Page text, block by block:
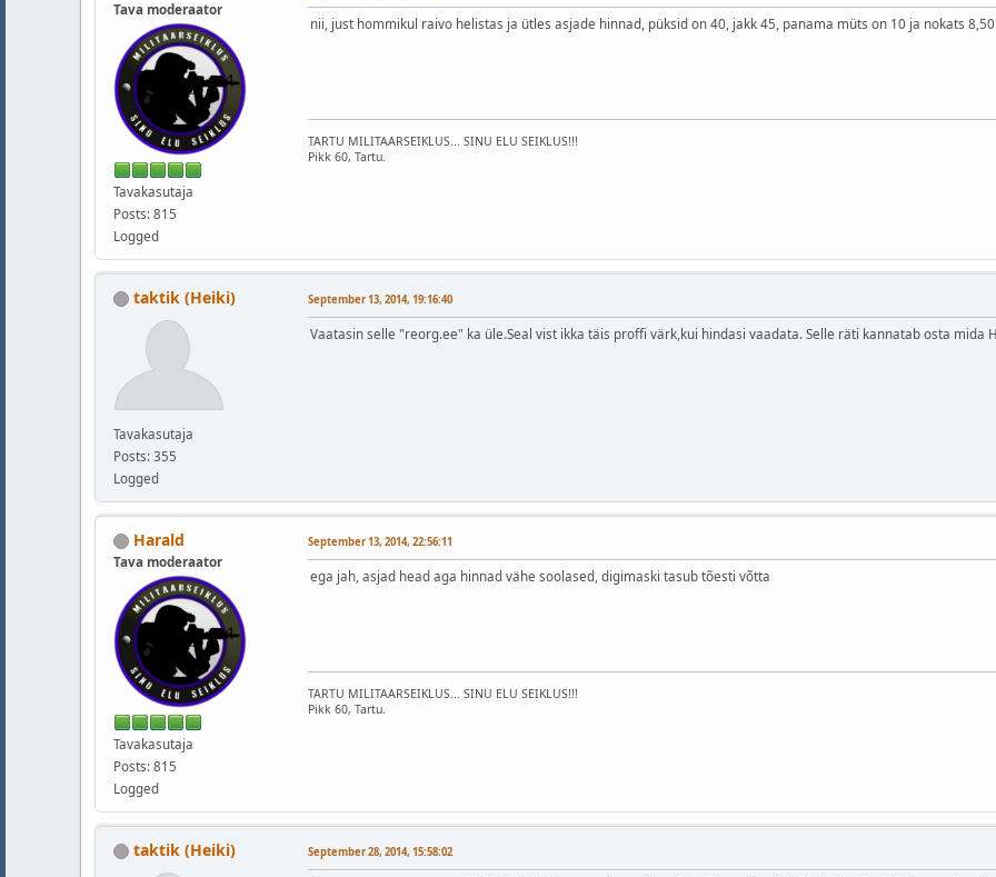
Tava moderaator
Tavakasutaja
Posts: 815
Logged
nii, just hommikul raivo helistas ja ütles asjade hinnad, püksid on 40, jakk 45, panama müts on 10 ja nokats 8,50
TARTU MILITAARSEIKLUS... SINU ELU SEIKLUS!!!
Pikk 60, Tartu.
taktik (Heiki)
Tavakasutaja
Posts: 355
Logged
September 13, 2014, 19:16:40
Vaatasin selle "reorg.ee" ka üle.Seal vist ikka täis proffi värk,kui hindasi vaadata. Selle räti kannatab osta mida
Harald
Tava moderaator
Tavakasutaja
Posts: 815
Logged
September 13, 2014, 22:56:11
ega jah, asjad head aga hinnad vähe soolased, digimaski tasub tõesti võtta
TARTU MILITAARSEIKLUS... SINU ELU SEIKLUS!!!
Pikk 60, Tartu.
taktik (Heiki) September 28, 2014, 15:58:02